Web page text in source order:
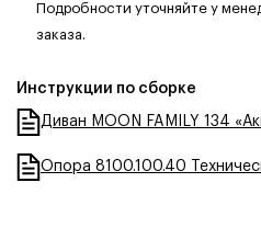
Подробности уточняйте у
заказа.
Инструкции по сборке
Диван MOON FAMILY 134
Опора 8100.100.40